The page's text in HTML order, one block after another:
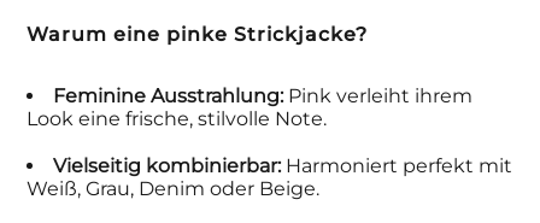
Warum eine pinke Strickjacke?
Feminine Ausstrahlung:Pink verleiht ihrem
Look eine frische, stilvolle Note.
Vielseitig kombinierbar:Harmoniert perfekt mit
Weiß, Grau, Denim oder Beige.